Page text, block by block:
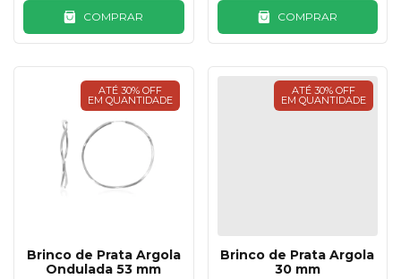
COMPRAR COMPRAR
ATÉ 30% OFF
EM QUANTIDADE
Brinco de Prata Argola
Ondulada 53 mm
ATÉ 30% OFF
EM QUANTIDADE
Brinco de Prata Argola
30 mm